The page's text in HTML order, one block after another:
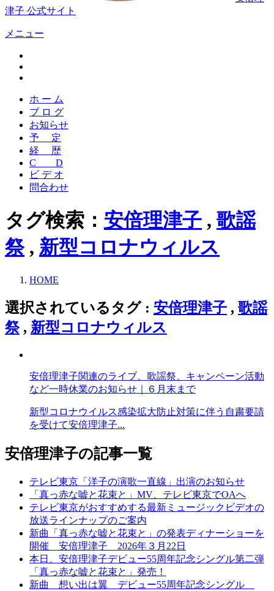
津子 公式サイト
メニュー
ホ ー ム
ブ ロ グ
お知らせ
予 定
経 歴
C D
ビ デ オ
問合わせ
タグ検索： 安倍理津子 , 歌謡
祭, 新型コロナウィルス
HOME
選択されているタグ : 安倍理津子 , 歌謡
祭, 新型コロナウィルス
安倍理津子関連のライブ、歌謡祭、キャンペーン活動
など一時休業のお知らせ｜６月末まで
新型コロナウイルス感染拡大防止対策に伴う自粛要請
を受けて安倍理津子...
安倍理津子の記事一覧
テレビ東京「洋子の演歌一直線」出演のお知らせ
「真っ赤な嘘と花束と」MV、テレビ東京でOAへ
テレビ東京がおすすめする最新ミュージックビデオの
放送ラインナップのご案内
新曲「真っ赤な嘘と花束と」の発表ディナーショーを
開催 安倍理津子 2026年３月22日
本日、安倍理津子デビュー55周年記念シングル第二弾
「真っ赤な嘘と花束と」発売！
新曲 想い出は翼 デビュー55周年記念シングル